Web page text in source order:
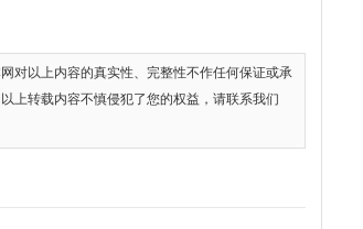
对以上内容的真实性、完整性不作任何保证或承
上转载内容不慎侵犯了您的权益，请联系我们